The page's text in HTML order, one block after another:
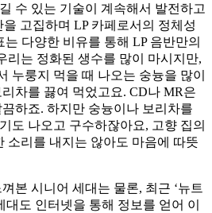
수 있는 기술이 계속해서 발전하고
고집하며 LP 카페로서의 정체성
다양한 비유를 통해 LP 음반만의
리는 정화된 생수를 많이 마시지만,
누룽지 먹을 때 나오는 숭늉을 많이
차를 끓여 먹었고요. CD나 MR은
하죠. 하지만 숭늉이나 보리차를
도 나오고 구수하잖아요, 고향 집의
소리를 내지는 않아도 마음에 따뜻
본 시니어 세대는 물론, 최근 ‘뉴트
대도 인터넷을 통해 정보를 얻어 이